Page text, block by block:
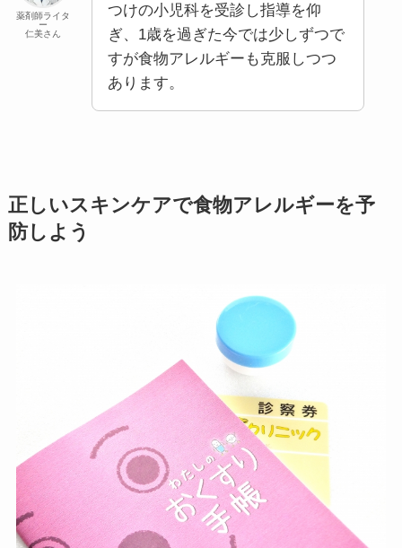
薬剤師ライタ
ー
仁美さん
つけの小児科を受診し指導を仰
ぎ、1歳を過ぎた今では少しずつで
すが食物アレルギーも克服しつつ
あります。
正しいスキンケアで食物アレルギーを予
防しよう